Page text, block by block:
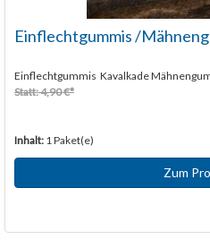
Einflechtgummis /
Einflechtgummis Kavalkade
Statt: 4,90 €*
Inhalt: 1 Paket(e)
Zum